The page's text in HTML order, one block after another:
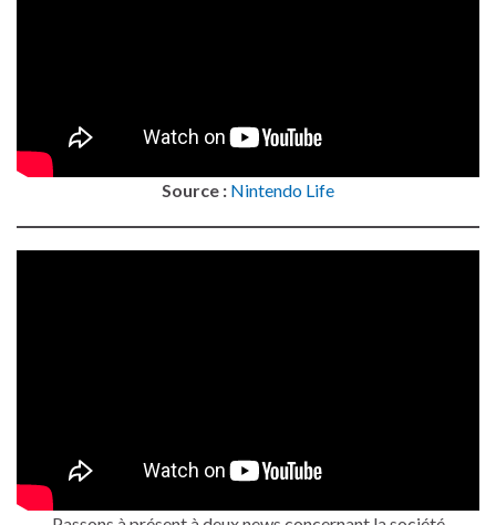
Source : Nintendo Life